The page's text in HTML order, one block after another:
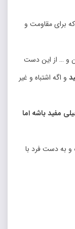
برای مقاومت و
و … از این دست
و اگه اشتباه و غیر
مفید باشه اما
و به دست فرد با